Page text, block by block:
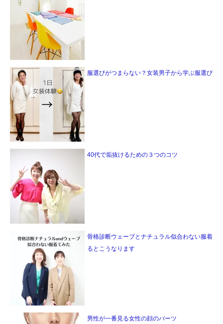
服選びがつまらない？女装男子から学ぶ服選び
40代で垢抜けるための３つのコツ
骨格診断ウェーブとナチュラル似合わない服着
るとこうなります
男性が一番見る女性の顔のパーツ